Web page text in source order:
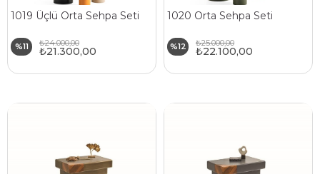
1019 Üçlü Orta Sehpa Seti
%11 ₺21.300,00
₺24.000,00
1020 Orta Sehpa Seti
%12 ₺22.100,00
₺25.000,00